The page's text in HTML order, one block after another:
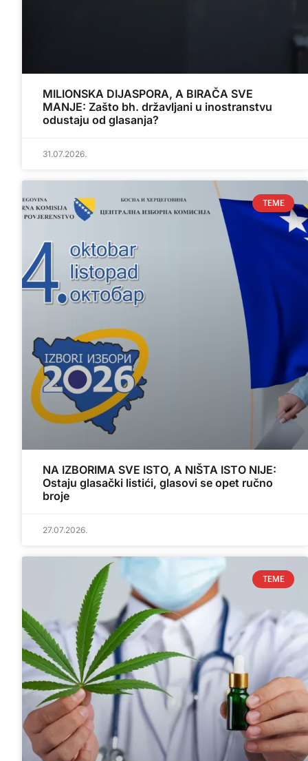
MILIONSKA DIJASPORA, A BIRAČA SVE
MANJE: Zašto bh. državljani u inostranstvu
odustaju od glasanja?
31.07.2026.
TEME
NA IZBORIMA SVE ISTO, A NIŠTA ISTO NIJE:
Ostaju glasački listići, glasovi se opet ručno
broje
27.07.2026.
TEME